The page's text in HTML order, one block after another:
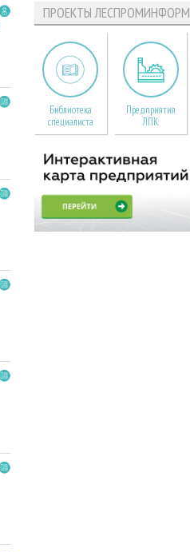
ПРОЕКТЫ ЛЕСПРОМИНФОРМ
Библиотека
специалиста
Предприятия
ЛПК